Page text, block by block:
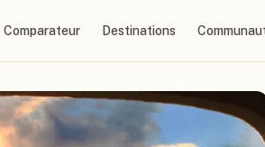
Comparateur Destinations